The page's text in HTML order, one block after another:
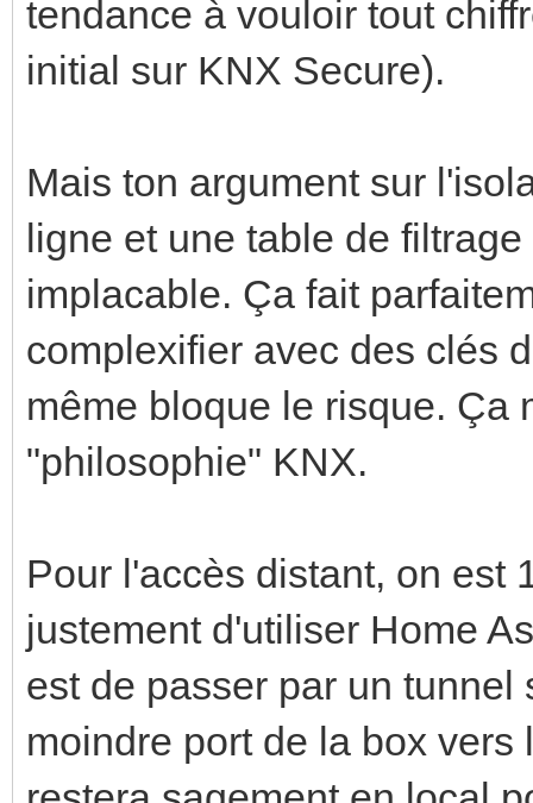
tendance à vouloir tout
initial sur KNX Secure).
Mais ton argument sur
ligne et une table de
implacable. Ça fait
complexifier avec des clés
même bloque le risque. Ça
"philosophie" KNX.
Pour l'accès distant, on est
justement d'utiliser Home
est de passer par un
moindre port de la box